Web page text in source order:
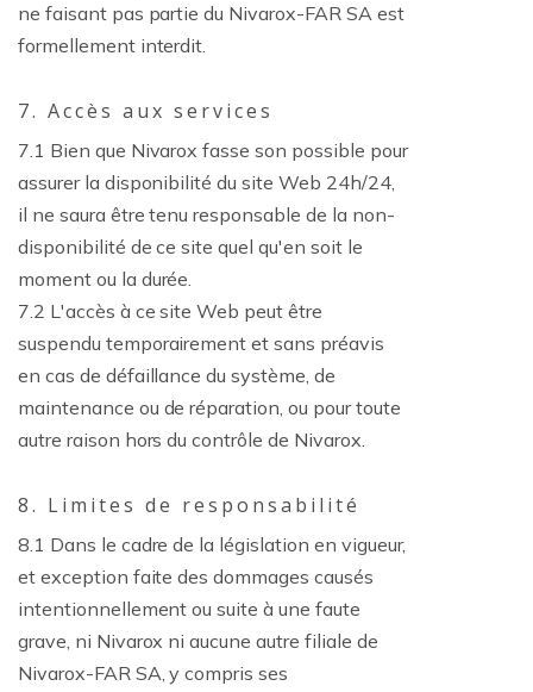
ne faisant pas partie du Nivarox-FAR SA est
formellement interdit.
7. Accès aux services
7.1 Bien que Nivarox fasse son possible pour
assurer la disponibilité du site Web 24h/24,
il ne saura être tenu responsable de la non-
disponibilité de ce site quel qu'en soit le
moment ou la durée.
7.2 L'accès à ce site Web peut être
suspendu temporairement et sans préavis
en cas de défaillance du système, de
maintenance ou de réparation, ou pour toute
autre raison hors du contrôle de Nivarox.
8. Limites de responsabilité
8.1 Dans le cadre de la législation en vigueur,
et exception faite des dommages causés
intentionnellement ou suite à une faute
grave, ni Nivarox ni aucune autre filiale de
Nivarox-FAR SA, y compris ses